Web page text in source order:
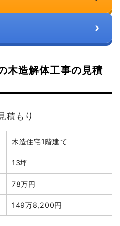
›
木造解体工事の見積
積もり
木造住宅1階建て
13坪
78万円
149万8,200円